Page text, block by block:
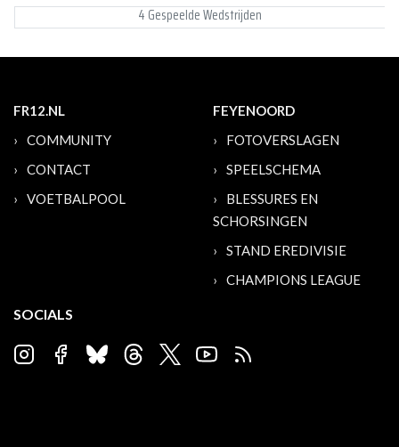
4 Gespeelde Wedstrijden
FR12.NL
COMMUNITY
CONTACT
VOETBALPOOL
FEYENOORD
FOTOVERSLAGEN
SPEELSCHEMA
BLESSURES EN
SCHORSINGEN
STAND EREDIVISIE
CHAMPIONS LEAGUE
SOCIALS